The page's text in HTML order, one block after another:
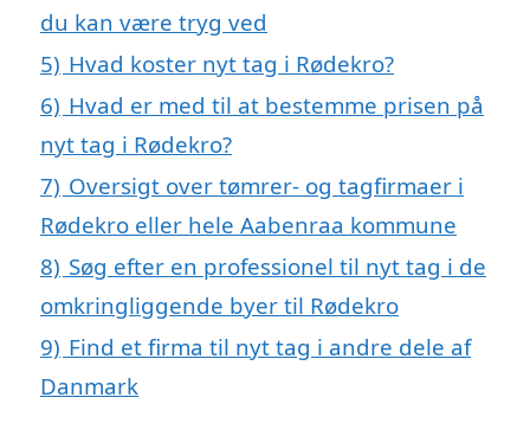
du kan være tryg ved
5) Hvad koster nyt tag i Rødekro?
6) Hvad er med til at bestemme prisen på
nyt tag i Rødekro?
7) Oversigt over tømrer- og tagfirmaer i
Rødekro eller hele Aabenraa kommune
8) Søg efter en professionel til nyt tag i de
omkringliggende byer til Rødekro
9) Find et firma til nyt tag i andre dele af
Danmark